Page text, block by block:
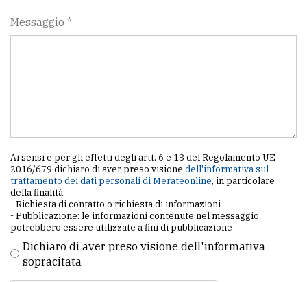
Messaggio *
Ai sensi e per gli effetti degli artt. 6 e 13 del Regolamento UE
2016/679 dichiaro di aver preso visione dell'informativa sul
trattamento dei dati personali di Merateonline, in particolare
della finalità:
- Richiesta di contatto o richiesta di informazioni
- Pubblicazione: le informazioni contenute nel messaggio
potrebbero essere utilizzate a fini di pubblicazione
Dichiaro di aver preso visione dell'informativa
sopracitata